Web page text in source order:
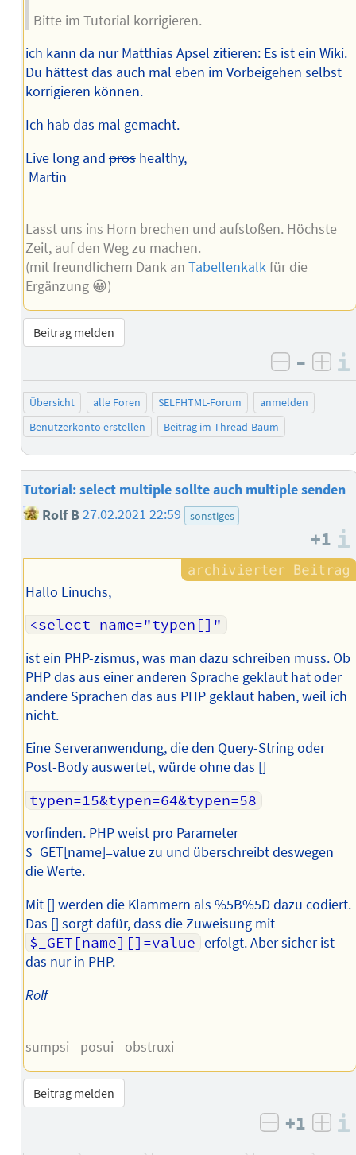
Bitte im Tutorial korrigieren.
ich kann da nur Matthias Apsel zitieren: Es ist ein Wiki.
Du hättest das auch mal eben im Vorbeigehen selbst
korrigieren können.
Ich hab das mal gemacht.
Live long andproshealthy,
Martin
--
Lasst uns ins Horn brechen und aufstoßen. Höchste
Zeit, auf den Weg zu machen.
(mit freundlichem Dank an Tabellenkalkfür die
Ergänzung 😀)
Beitrag melden
negativ
–
Übersicht alle Foren SELFHTML-Forum
anmelden
Benutzerkonto erstellen
Beitrag im Thread-Baum
Tutorial: select multiple sollte auch multiple senden
Rolf B27.02.2021 22:59 sonstiges
+1
Hallo Linuchs,
<select name="typen[]"
ist ein PHP-zismus, was man dazu schreiben muss. Ob
PHP das aus einer anderen Sprache geklaut hat oder
andere Sprachen das aus PHP geklaut haben, weil ich
nicht.
Eine Serveranwendung, die den Query-String oder
Post-Body auswertet, würde ohne das []
typen=15&typen=64&typen=58
vorfinden. PHP weist pro Parameter
$_GET[name]=value zu und überschreibt deswegen
die Werte.
Mit [] werden die Klammern als %5B%5D dazu codiert.
Das [] sorgt dafür, dass die Zuweisung mit
$_GET[name][]=value erfolgt. Aber sicher ist
das nur in PHP.
Rolf
--
sumpsi - posui - obstruxi
Beitrag melden
negativ
+1